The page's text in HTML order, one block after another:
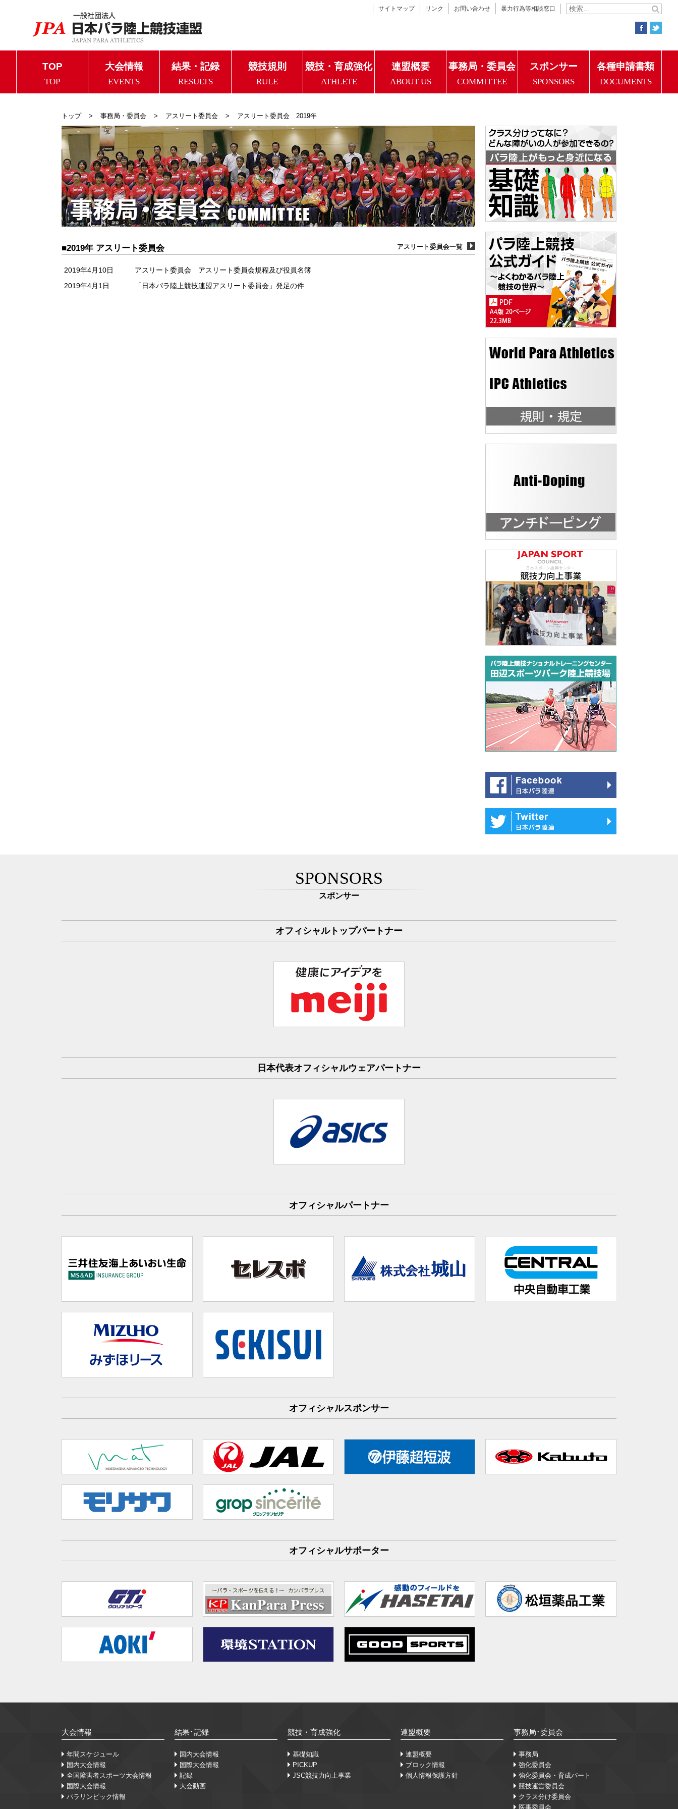
サイトマップ リンク お問い合わせ 暴力行為等相談窓口
TOP
TOP
大会情報
EVENTS
結果・記録
RESULTS
競技規則
RULE
競技・育成強化
ATHLETE
連盟概要
ABOUT US
事務局・委員会
COMMITTEE
スポンサー
SPONSORS
各種申請書類
DOCUMENTS
トップ 事務局・委員会 アスリート委員会 アスリート委員会 2019年
■2019年 アスリート委員会
2019年4月10日 アスリート委員会 アスリート委員会規程及び役員名簿
アスリート委員会一覧
2019年4月1日 「日本パラ陸上競技連盟アスリート委員会」発足の件
アスリート委員会一覧
SPONSORS
スポンサー
オフィシャルトップパートナー
日本代表オフィシャルウェアパートナー
オフィシャルパートナー
オフィシャルスポンサー
オフィシャルサポーター
大会情報
年間スケジュール
国内大会情報
全国障害者スポーツ大会情報
国際大会情報
パラリンピック情報
結果･記録
国内大会情報
国際大会情報
記録
大会動画
競技・育成強化
基礎知識
PICKUP
JSC競技力向上事業
連盟概要
連盟概要
ブロック情報
個人情報保護方針
事務局･委員会
事務局
強化委員会
強化委員会・育成パート
競技運営委員会
クラス分け委員会
医事委員会